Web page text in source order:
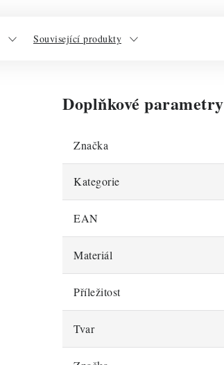
Související produkty
Doplňkové parametry
Značka
Kategorie
EAN
Materiál
Příležitost
Tvar